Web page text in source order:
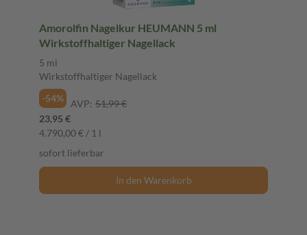
Amorolfin Nagelkur HEUMANN 5 ml
Wirkstoffhaltiger Nagellack
5 ml
Wirkstoffhaltiger Nagellack
-54%
AVP: 51,99 €
23,95 €
4.790,00 € / 1 l
sofort lieferbar
In den Warenkorb